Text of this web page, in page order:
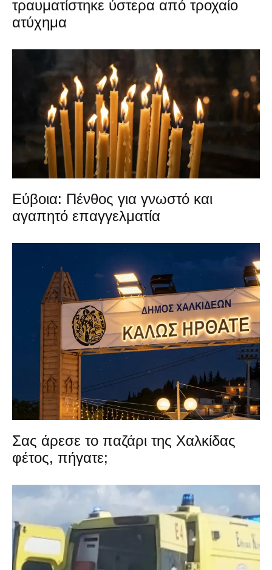
τραυματίστηκε ύστερα από τροχαίο
ατύχημα
Εύβοια: Πένθος για γνωστό και
αγαπητό επαγγελματία
Σας άρεσε το παζάρι της Χαλκίδας
φέτος, πήγατε;